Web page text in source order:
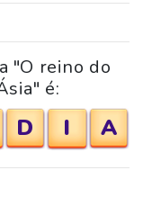
"O reino do
é:
D I A